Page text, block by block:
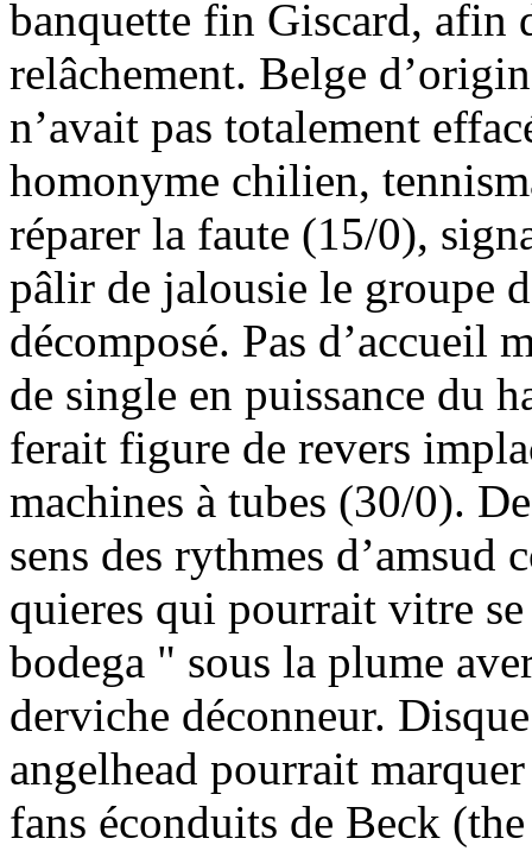
banquette fin Giscard, afin
relâchement. Belge
n’avait pas totalement
homonyme chilien,
réparer la faute (15/0),
pâlir de jalousie le groupe
décomposé. Pas d’accueil
de single en puissance du
ferait figure de revers
machines à tubes (30/0).
sens des rythmes d’amsud
quieres qui pourrait vitre
bodega " sous la plume
derviche déconneur.
angelhead pourrait
fans éconduits de Beck